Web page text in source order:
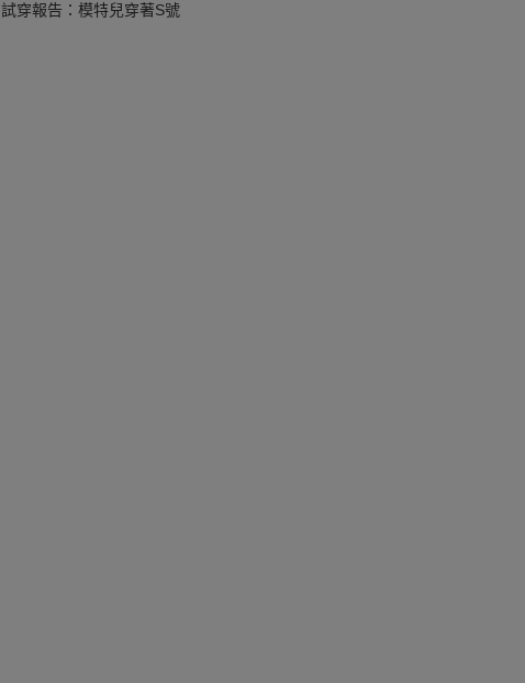
試穿報告：模特兒穿著S號